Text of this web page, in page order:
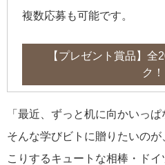
複数応募も可能です。
【プレゼント賞品】全
ク！
「最近、ずっと机に向かいっ
そんな学びビトに贈りたいの
こりするキュートな相棒・ド